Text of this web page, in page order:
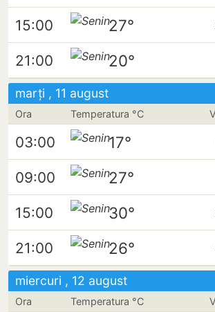
15:00 27°
21:00 20°
marți , 11 august
Ora Temperatura °C
03:00 17°
09:00 27°
15:00 30°
21:00 26°
miercuri , 12 august
Ora Temperatura °C